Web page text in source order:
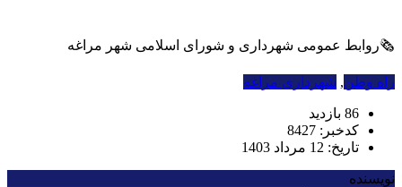
🗞روابط عمومی شهرداری و شورای اسلامی شهر مراغه
راه وطن, شهرداری مراغه
86 بازدید
کدخبر: 8427
تاریخ: 12 مرداد 1403
نویسنده